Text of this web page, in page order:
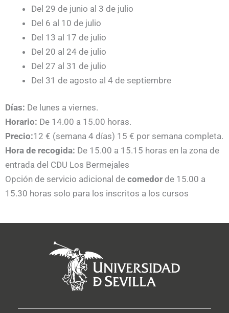
Del 29 de junio al 3 de julio
Del 6 al 10 de julio
Del 13 al 17 de julio
Del 20 al 24 de julio
Del 27 al 31 de julio
Del 31 de agosto al 4 de septiembre
Días: De lunes a viernes.
Horario: De 14.00 a 15.00 horas.
Precio:12 € (semana 4 días) 15 € por semana completa.
Hora de recogida: De 15.00 a 15.15 horas en la zona de
entrada del CDU Los Bermejales
Opción de servicio adicional de comedor de 15.00 a
15.30 horas solo para los inscritos a los cursos